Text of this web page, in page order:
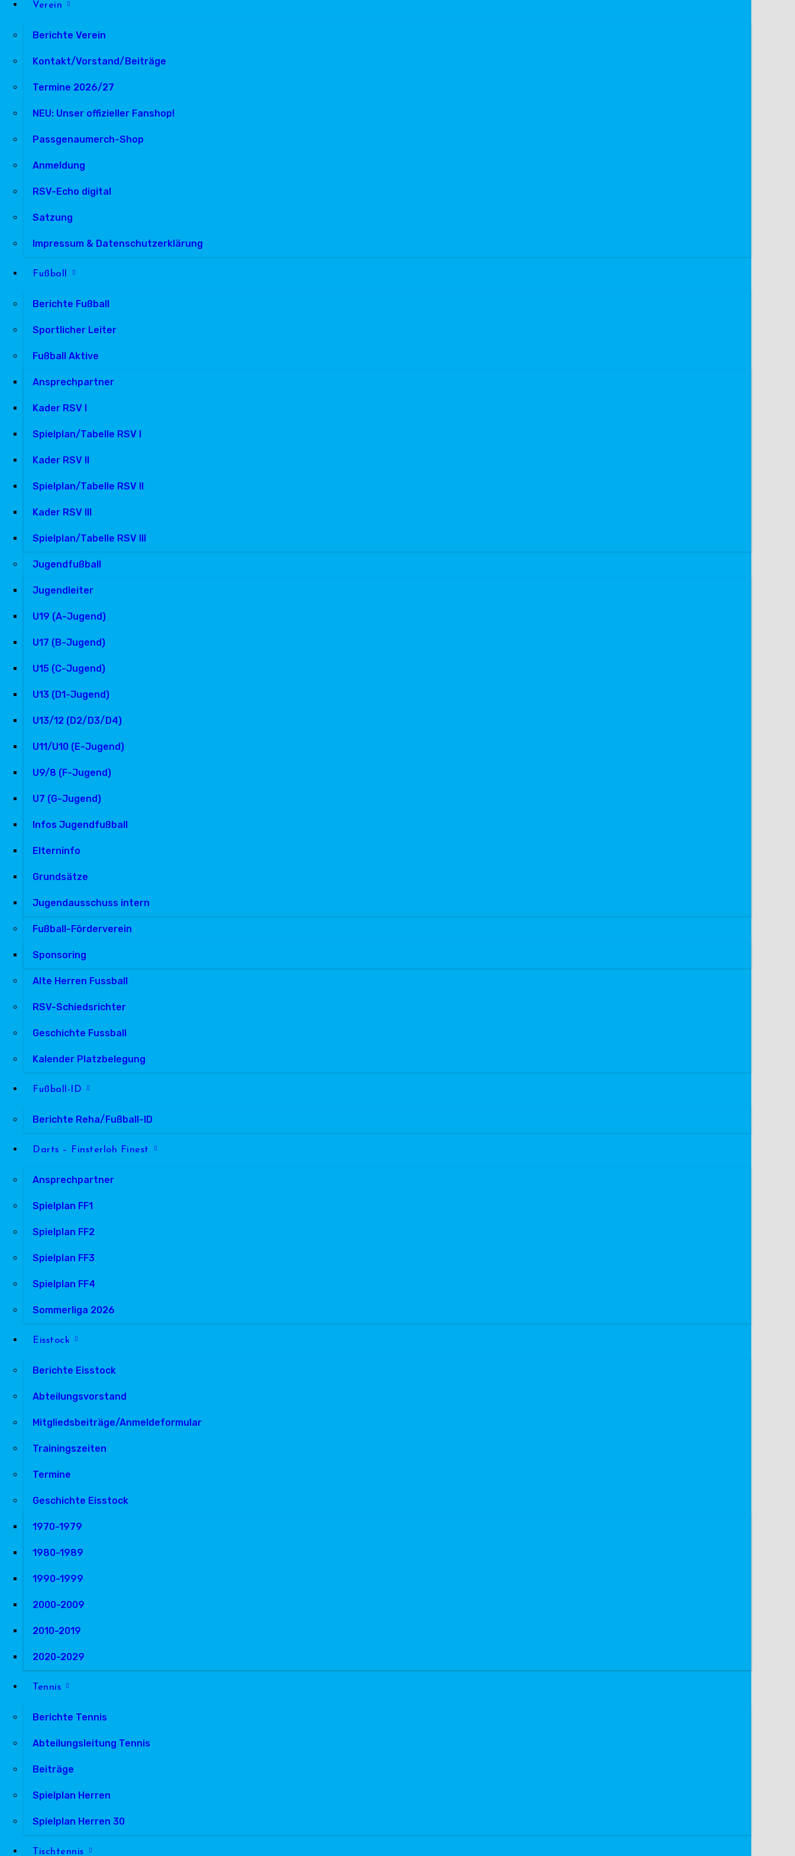
Verein
Berichte Verein
Kontakt/Vorstand/Beiträge
Termine 2026/27
NEU: Unser offizieller Fanshop!
Passgenaumerch-Shop
Anmeldung
RSV-Echo digital
Satzung
Impressum & Datenschutzerklärung
Fußball
Berichte Fußball
Sportlicher Leiter
Fußball Aktive
Ansprechpartner
Kader RSV I
Spielplan/Tabelle RSV I
Kader RSV II
Spielplan/Tabelle RSV II
Kader RSV III
Spielplan/Tabelle RSV III
Jugendfußball
Jugendleiter
U19 (A-Jugend)
U17 (B-Jugend)
U15 (C-Jugend)
U13 (D1-Jugend)
U13/12 (D2/D3/D4)
U11/U10 (E-Jugend)
U9/8 (F-Jugend)
U7 (G-Jugend)
Infos Jugendfußball
Elterninfo
Grundsätze
Jugendausschuss intern
Fußball-Förderverein
Sponsoring
Alte Herren Fussball
RSV-Schiedsrichter
Geschichte Fussball
Kalender Platzbelegung
Fußball-ID
Berichte Reha/Fußball-ID
Darts – Finsterloh Finest
Ansprechpartner
Spielplan FF1
Spielplan FF2
Spielplan FF3
Spielplan FF4
Sommerliga 2026
Eisstock
Berichte Eisstock
Abteilungsvorstand
Mitgliedsbeiträge/Anmeldeformular
Trainingszeiten
Termine
Geschichte Eisstock
1970-1979
1980-1989
1990-1999
2000-2009
2010-2019
2020-2029
Tennis
Berichte Tennis
Abteilungsleitung Tennis
Beiträge
Spielplan Herren
Spielplan Herren 30
Tischtennis